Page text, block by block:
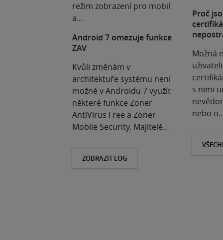
režim zobrazení pro mobil
a…
Android 7 omezuje funkce
ZAV
Kvůli změnám v
architektuře systému není
možné v Androidu 7 využít
některé funkce Zoner
AntiVirus Free a Zoner
Mobile Security. Majitelé…
ZOBRAZIT LOG
Proč
Možná
s nimi
nebo